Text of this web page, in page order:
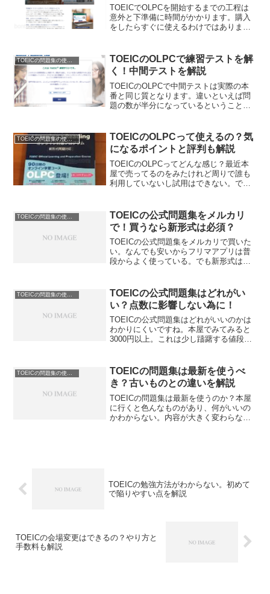
TOEICでOLPCを開始するまでの工程は
意外と下準備に時間がかかります。購入
をしたらすぐに使えるわけではありませ
までの作業を詳細解説します。やってみ
たいと思われる方は必見です。
TOEICの問題集の使い方
TOEICのOLPCで練習テストを解
く！中間テストを解説
TOEICのOLPCで中間テストは実際の本
番と同じ質となります。違いといえば問
題の数が半分になっているということだ
お伝えします。TOEICのOLPCで練習テ
ストは人によっては使えます。
TOEICの問題集の使い方
TOEICのOLPCって使えるの？気
になるポイントと評判も解説
TOEICのOLPCってどんな感じ？最近本
屋で売ってるのをみたけれど周りで誰も
利用していないし試用はできない。でも
TOEICの公式問題集をメルカリ
で！買うなら新形式は必須？
TOEICの公式問題集をメルカリで買いた
い。なんでも安いからフリマアプリは普
段からよく使っている。でも新形式は全
の公式問題集をメルカリで購入するなら
昔の本がだめな理由を解説します。
TOEICの問題集の使い方
TOEICの公式問題集はどれがい
い？点数に影響しない為に！
TOEICの公式問題集はどれがいいのかは
わかりにくいですね。本屋でみてみると
3000円以上。これは少し躊躇する値段で
TOEICの公式問題集はどれがいいのかを
解説します。
TOEICの問題集は最新を使うべ
き？古いものとの違いを解説
TOEICの問題集は最新を使うのか？本屋
に行くと色んなものがあり、何がいいの
かわからない。内容が大きく変わらない
TOEICの勉強方法がわからない。初めて
で陥りやすい点を解説
TOEICの会場変更はできるの？やり方と
手数料も解説